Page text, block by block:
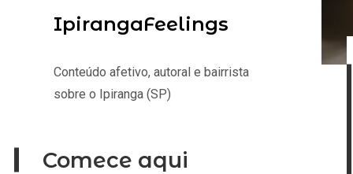
IpirangaFeelings
Conteúdo afetivo, autoral e bairrista
sobre o Ipiranga (SP)
Comece aqui